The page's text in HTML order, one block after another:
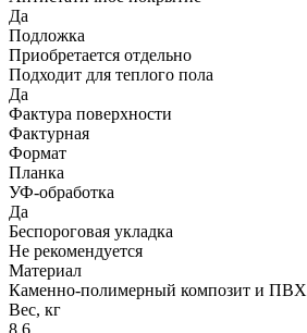
Да
Подложка
Приобретается отдельно
Подходит для теплого пола
Да
Фактура поверхности
Фактурная
Формат
Планка
УФ-обработка
Да
Беспороговая укладка
Не рекомендуется
Материал
Каменно-полимерный композит и ПВХ
Вес, кг
8,6